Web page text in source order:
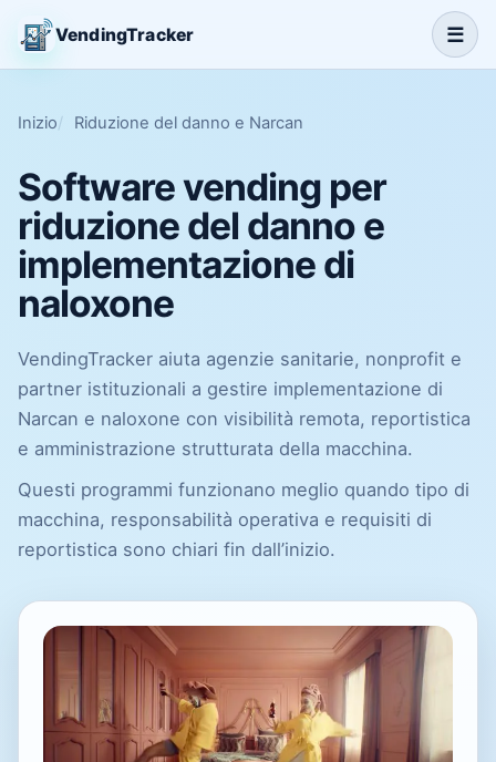
VendingTracker ☰
Inizio Riduzione del danno e Narcan
Software vending per
riduzione del danno e
implementazione di
naloxone
VendingTracker aiuta agenzie sanitarie, nonprofit e
partner istituzionali a gestire implementazione di
Narcan e naloxone con visibilità remota, reportistica
e amministrazione strutturata della macchina.
Questi programmi funzionano meglio quando tipo di
macchina, responsabilità operativa e requisiti di
reportistica sono chiari fin dall’inizio.